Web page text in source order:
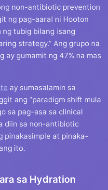
non-antibiotic prevention
ng pag-aaral ni Hooton
ng tubig bilang isang
strategy.” Ang grupo na
ay gumamit ng 47% na mas
ay sumasalamin sa
ang “paradigm shift mula
sa pag-asa sa clinical
diin sa non-antibiotic
pinakasimple at pinaka-
ito.
sa Hydration